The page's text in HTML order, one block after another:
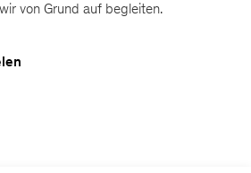
von Grund auf begleiten.